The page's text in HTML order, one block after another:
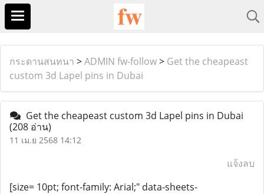
กระดานสนทนา >ADMIN fw-follow> Get the cheapeast
custom 3d Lapel pins in Dubai
Get the cheapeast custom 3d Lapel pins in Dubai
(208 อ่าน)
11 เม.ย 2568 14:12
แจ้งลบ
[size= 10pt; font-family: Arial;" data-sheets-